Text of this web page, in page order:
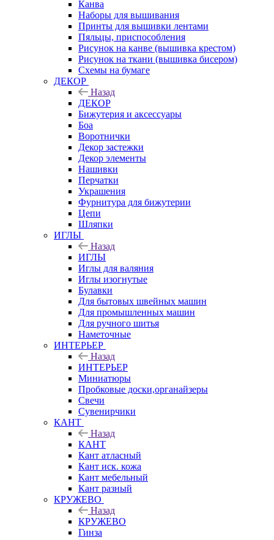
Канва
Наборы для вышивания
Принты для вышивки лентами
Пяльцы, приспособления
Рисунок на канве (вышивка крестом)
Рисунок на ткани (вышивка бисером)
Схемы на бумаге
ДЕКОР
Назад
ДЕКОР
Бижутерия и аксессуары
Боа
Воротнички
Декор застежки
Декор элементы
Нашивки
Перчатки
Украшения
Фурнитура для бижутерии
Цепи
Шляпки
ИГЛЫ
Назад
ИГЛЫ
Иглы для валяния
Иглы изогнутые
Булавки
Для бытовых швейных машин
Для промышленных машин
Для ручного шитья
Наметочные
ИНТЕРЬЕР
Назад
ИНТЕРЬЕР
Миниатюры
Пробковые доски,органайзеры
Свечи
Сувенирчики
КАНТ
Назад
КАНТ
Кант атласный
Кант иск. кожа
Кант мебельный
Кант разный
КРУЖЕВО
Назад
КРУЖЕВО
Гинза